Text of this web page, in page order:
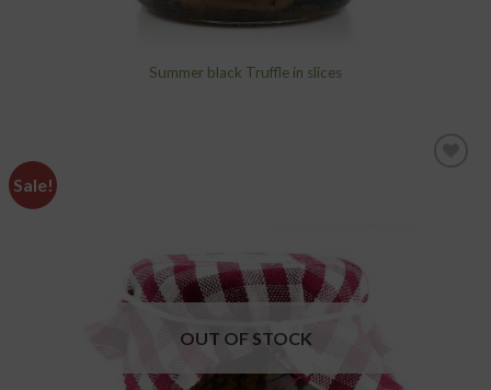
Summer black Truffle in slices
Sale!
OUT OF STOCK